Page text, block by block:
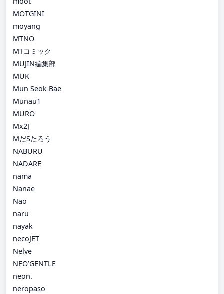
MOTGINI
moyang
MTNO
MTコミック
MUJIN編集部
MUK
Mun Seok Bae
Munau1
MURO
Mx2J
MだSたろう
NABURU
NADARE
nama
Nanae
Nao
naru
nayak
necoJET
Nelve
NEO’GENTLE
neon.
neropaso